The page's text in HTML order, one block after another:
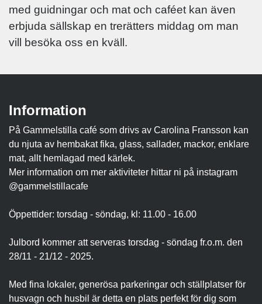
med guidningar och mat och caféet kan även
erbjuda sällskap en trerätters middag om man
vill besöka oss en kväll.
Information
På Gammelstilla café som drivs av Carolina Fransson kan
du njuta av hembakat fika, glass, sallader, mackor, enklare
mat, allt hemlagad med kärlek.
Mer information om mer aktiviteter hittar ni på instagram
@gammelstillacafe
Öppettider: torsdag - söndag, kl: 11.00 - 16.00
Julbord kommer att serveras torsdag - söndag fr.o.m. den
28/11 - 21/12 - 2025.
Med fina lokaler, generösa parkeringar och ställplatser för
husvagn och husbil är detta en plats perfekt för dig som